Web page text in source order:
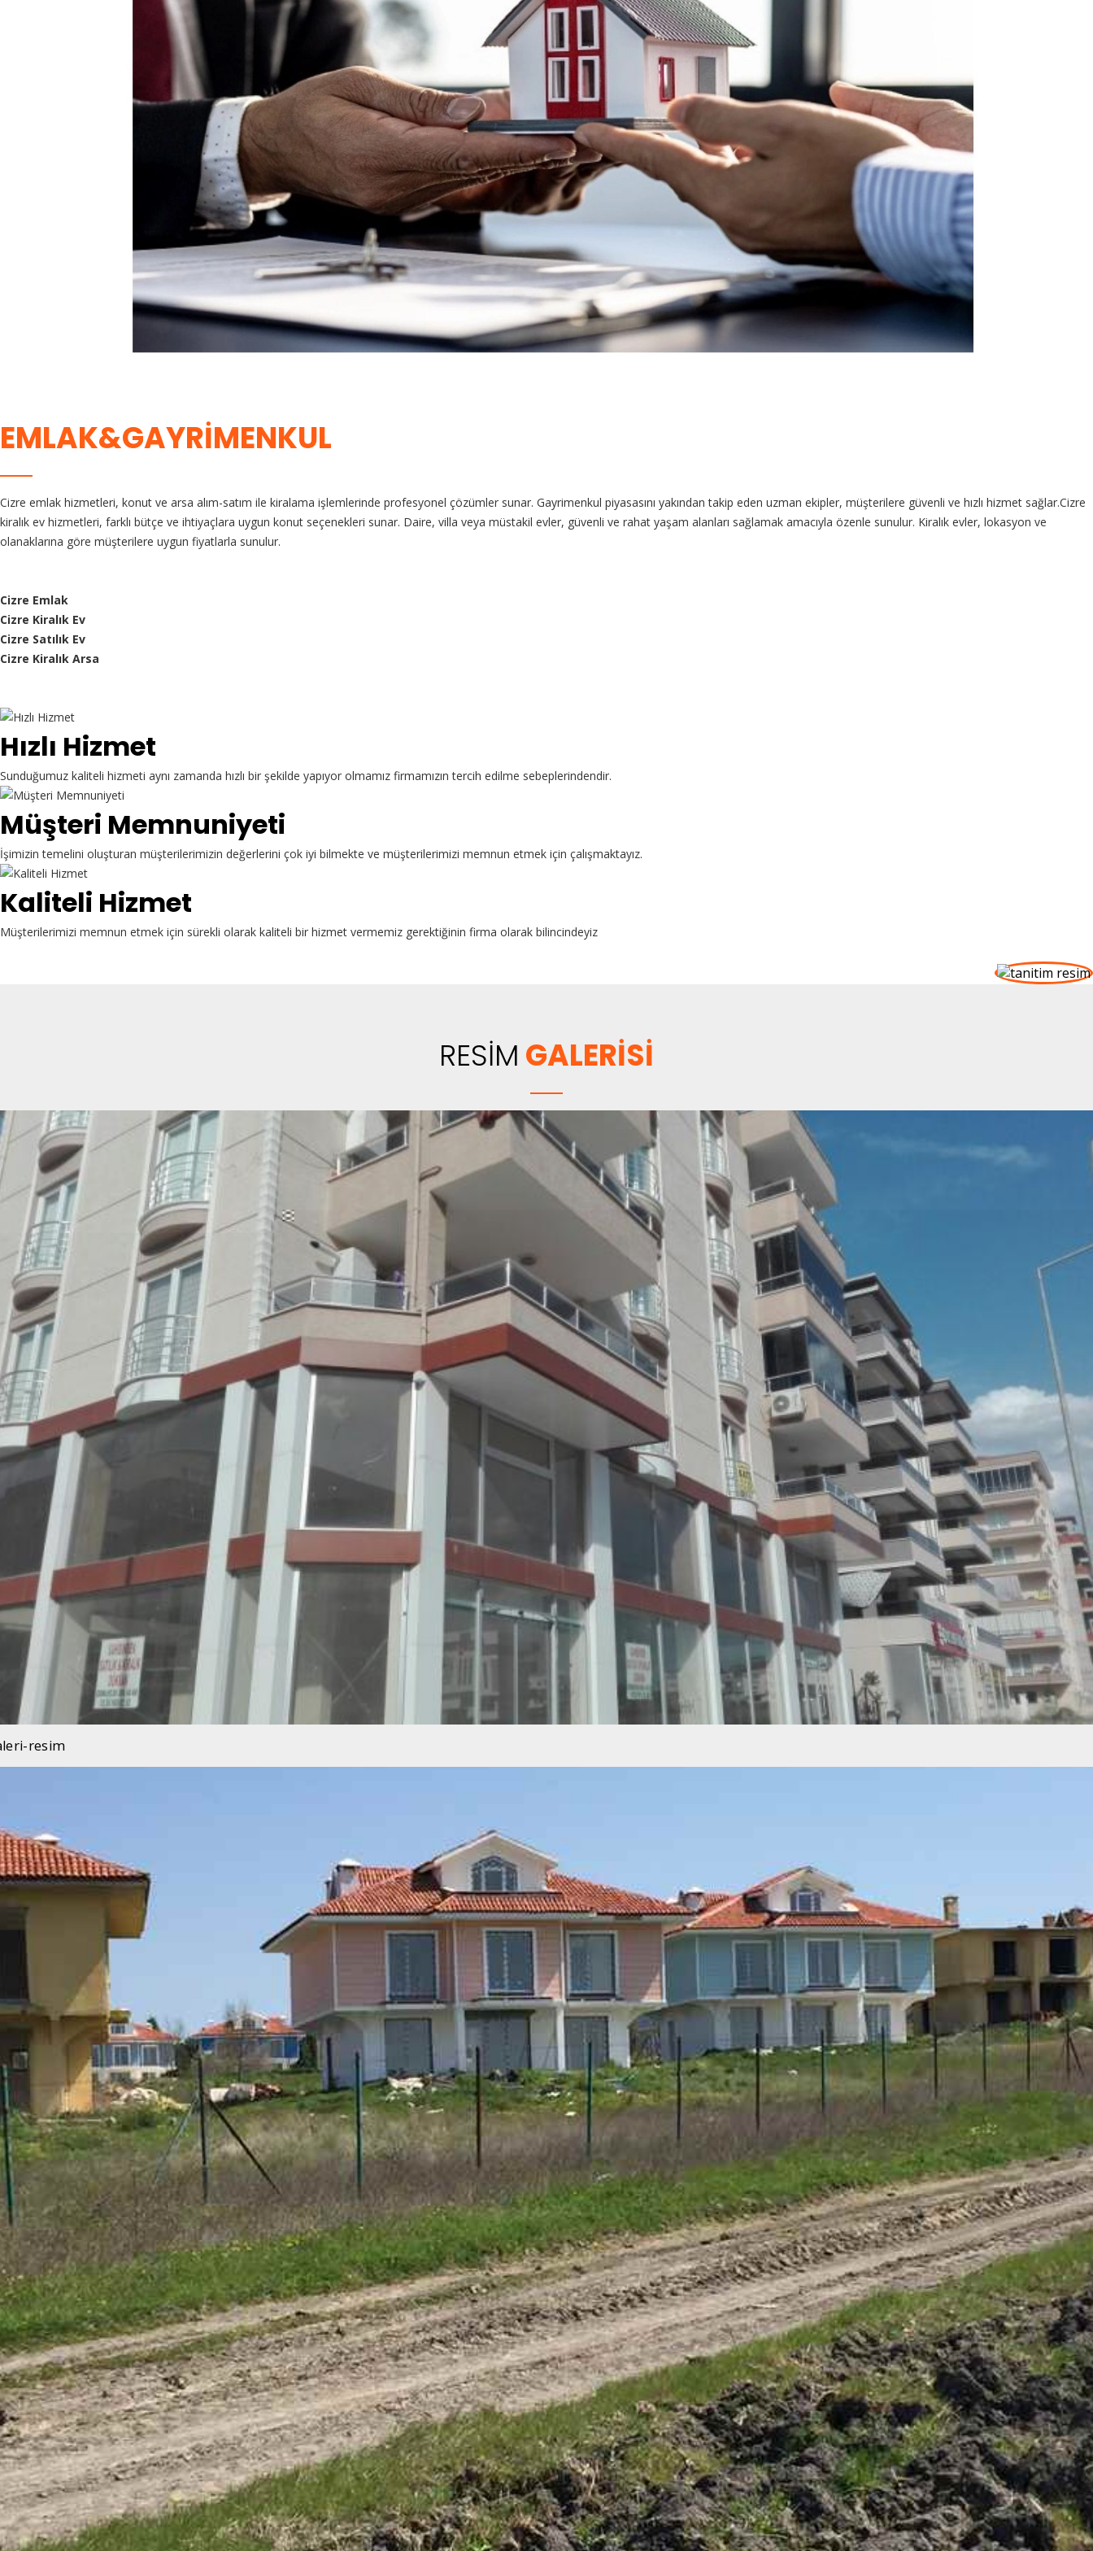
EMLAK&GAYRIMENKUL
Cizre emlak hizmetleri, konut ve arsa alım-satım ile kiralama işlemlerinde profesyonel çözümler sunar. Gayrimenkul piyasasını yakından takip eden uzman ekipler, müşterilere güvenli ve hızlı hizmet sağlar.Cizre
kiralık ev hizmetleri, farklı bütçe ve ihtiyaçlara uygun konut seçenekleri sunar. Daire, villa veya müstakil evler, güvenli ve rahat yaşam alanları sağlamak amacıyla özenle sunulur. Kiralık evler, lokasyon ve
olanaklarına göre müşterilere uygun fiyatlarla sunulur.
Cizre Emlak
Cizre Kiralık Ev
Cizre Satılık Ev
Cizre Kiralık Arsa
Hızlı Hizmet
Sunduğumuz kaliteli hizmeti aynı zamanda hızlı bir şekilde yapıyor olmamız firmamızın tercih edilme sebeplerindendir.
Müşteri Memnuniyeti
İşimizin temelini oluşturan müşterilerimizin değerlerini çok iyi bilmekte ve müşterilerimizi memnun etmek için çalışmaktayız.
Kaliteli Hizmet
Müşterilerimizi memnun etmek için sürekli olarak kaliteli bir hizmet vermemiz gerektiğinin firma olarak bilincindeyiz
RESİM GALERİSİ